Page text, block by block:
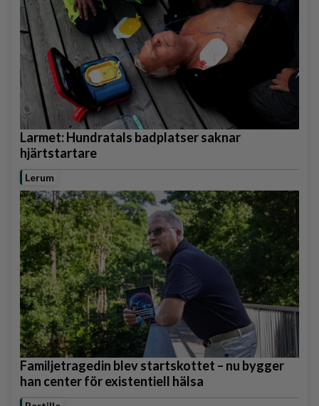
Larmet: Hundratals badplatser saknar
hjärtstartare
Lerum
Familjetragedin blev startskottet – nu bygger
han center för existentiell hälsa